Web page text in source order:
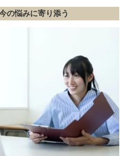
の悩みに寄り添う